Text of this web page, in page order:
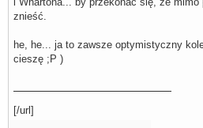
znieść.
he, he... ja to zawsze optymistyczny
cieszę ;P )
[/url]